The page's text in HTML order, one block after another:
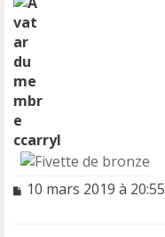
ccarryl
M
10 mars 2019 à 20:55